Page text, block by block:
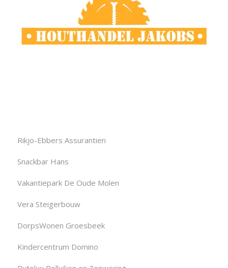
Rikjo-Ebbers Assurantien
Snackbar Hans
Vakantiepark De Oude Molen
Vera Steigerbouw
DorpsWonen Groesbeek
Kindercentrum Domino